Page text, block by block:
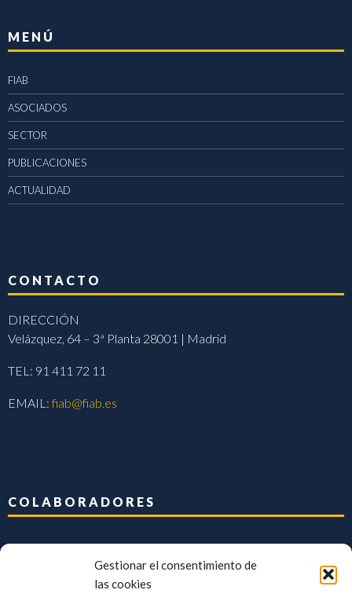
Gestionar el consentimiento de
las cookies
MENÚ
FIAB
ASOCIADOS
SECTOR
PUBLICACIONES
ACTUALIDAD
CONTACTO
DIRECCIÓN
Velázquez, 64 – 3ª Planta 28001 | Madrid
TEL: 91 411 72 11
EMAIL:fiab@fiab.es
COLABORADORES